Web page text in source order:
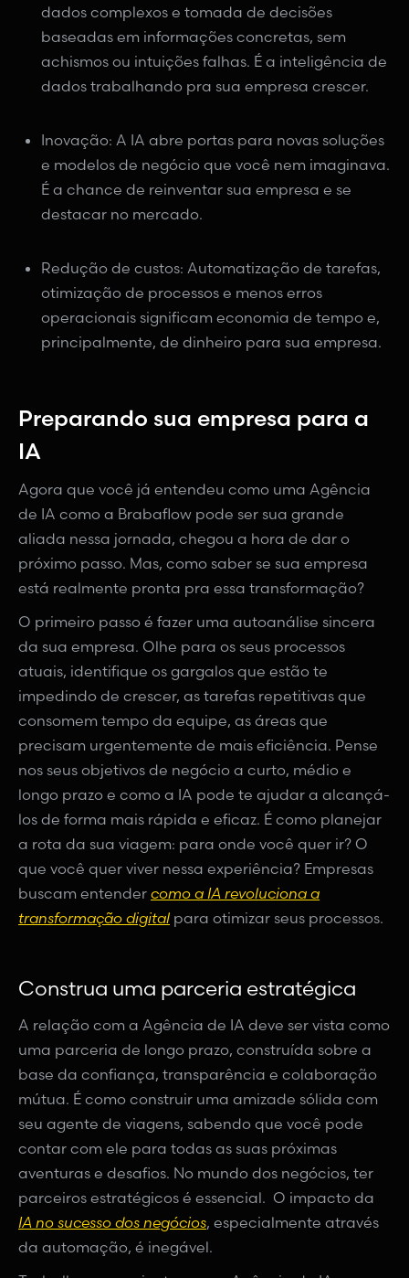
dados complexos e tomada de decisões
baseadas em informações concretas, sem
achismos ou intuições falhas. É a inteligência de
dados trabalhando pra sua empresa crescer.
Inovação: A IA abre portas para novas soluções
e modelos de negócio que você nem imaginava.
É a chance de reinventar sua empresa e se
destacar no mercado.
Redução de custos: Automatização de tarefas,
otimização de processos e menos erros
operacionais significam economia de tempo e,
principalmente, de dinheiro para sua empresa.
Preparando sua empresa para a
IA
Agora que você já entendeu como uma Agência
de IA como a Brabaflow pode ser sua grande
aliada nessa jornada, chegou a hora de dar o
próximo passo. Mas, como saber se sua empresa
está realmente pronta pra essa transformação?
O primeiro passo é fazer uma autoanálise sincera
da sua empresa. Olhe para os seus processos
atuais, identifique os gargalos que estão te
impedindo de crescer, as tarefas repetitivas que
consomem tempo da equipe, as áreas que
precisam urgentemente de mais eficiência. Pense
nos seus objetivos de negócio a curto, médio e
longo prazo e como a IA pode te ajudar a alcançá-
los de forma mais rápida e eficaz. É como planejar
a rota da sua viagem: para onde você quer ir? O
que você quer viver nessa experiência? Empresas
buscam entender como a IA revoluciona a
transformação digital para otimizar seus processos.
Construa uma parceria estratégica
A relação com a Agência de IA deve ser vista como
uma parceria de longo prazo, construída sobre a
base da confiança, transparência e colaboração
mútua. É como construir uma amizade sólida com
seu agente de viagens, sabendo que você pode
contar com ele para todas as suas próximas
aventuras e desafios. No mundo dos negócios, ter
parceiros estratégicos é essencial. O impacto da
IA no sucesso dos negócios, especialmente através
da automação, é inegável.